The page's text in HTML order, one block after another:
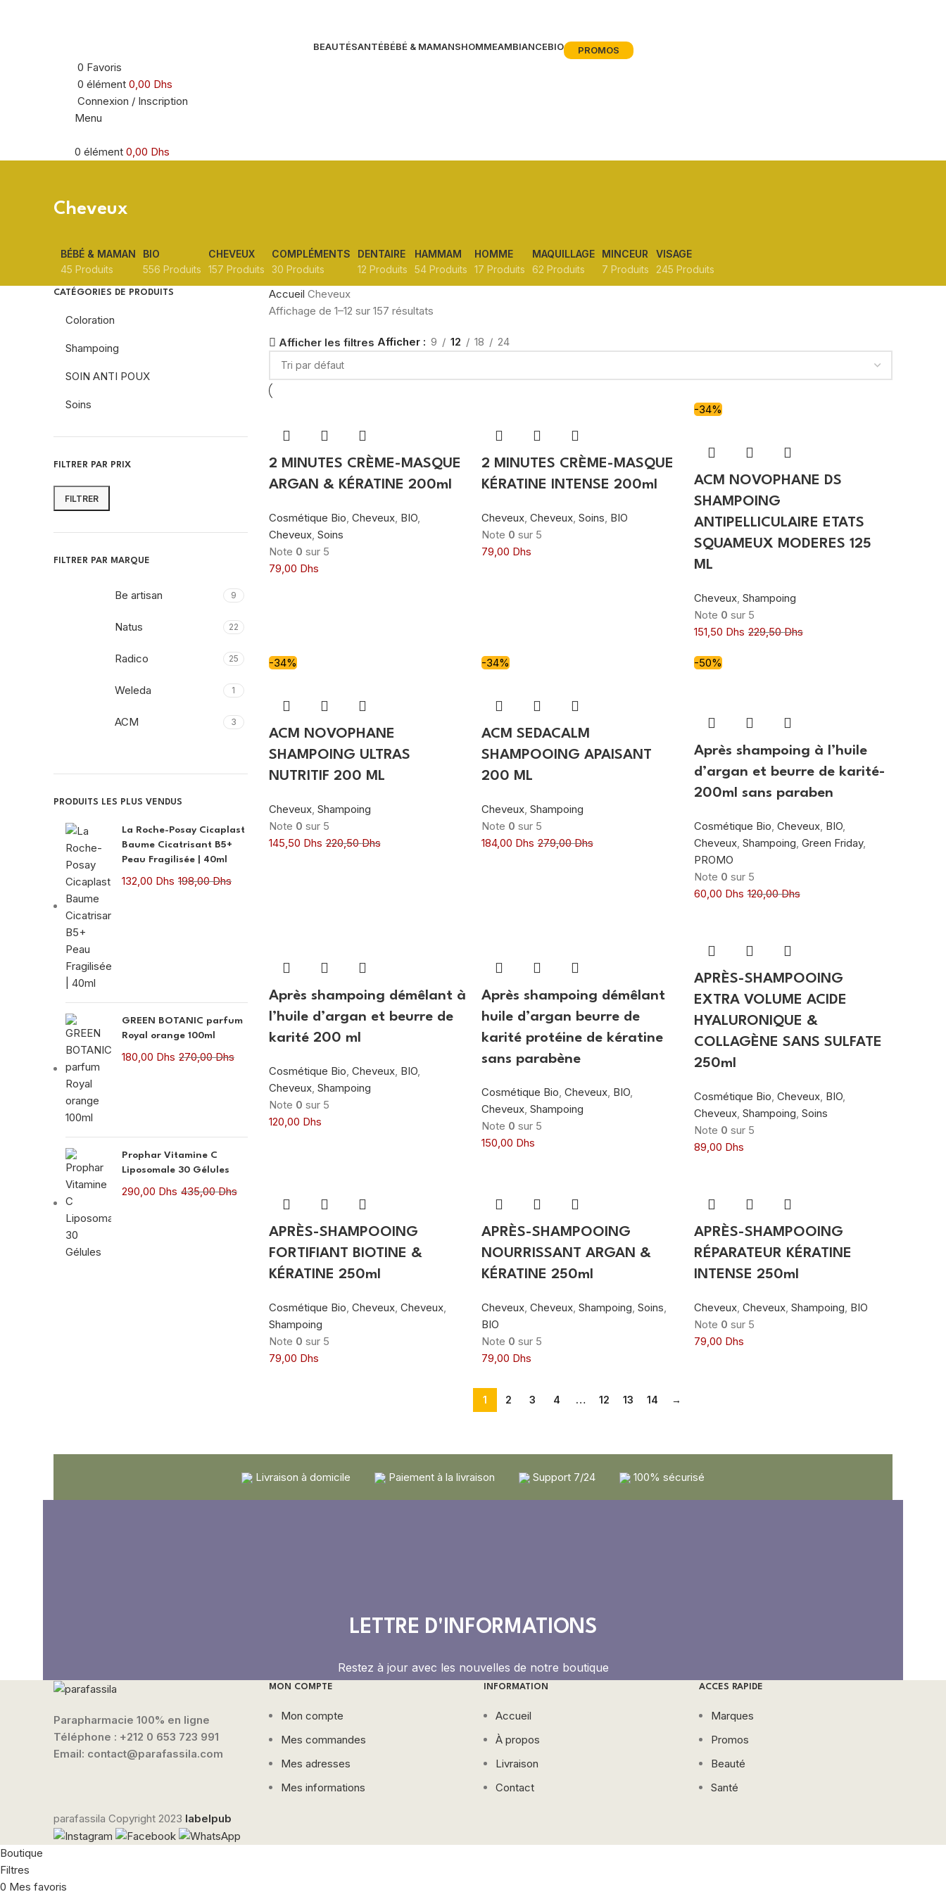
BEAUTÉSANTÉBÉBÉ & MAMANSHOMMEAMBIANCEBIO PROMOS
0 Favoris
0 élément 0,00 Dhs
Connexion / Inscription
Menu
0 élément 0,00 Dhs
Cheveux
BÉBÉ & MAMAN
45 Produits
BIO
556 Produits
CHEVEUX
157 Produits
COMPLÉMENTS
30 Produits
DENTAIRE
12 Produits
HAMMAM
54 Produits
HOMME
17 Produits
MAQUILLAGE
62 Produits
MINCEUR
7 Produits
VISAGE
245 Produits
CATÉGORIES DE PRODUITS
Coloration
Shampoing
SOIN ANTI POUX
Soins
FILTRER PAR PRIX
Prix
Prix
FILTRER
FILTRER PAR MARQUE
Be artisan 9
Natus 22
Radico 25
Weleda 1
ACM 3
Cultivator's
DUCRAY 2
NUXE
SANTE BIO
URIAGE
PRODUITS LES PLUS VENDUS
La Roche-Posay Cicaplast
Baume Cicatrisant B5+
Peau Fragilisée | 40ml
132,00 Dhs 198,00Dhs
GREEN BOTANIC parfum
Royal orange 100ml
180,00 Dhs 270,00Dhs
Prophar Vitamine C
Liposomale 30 Gélules
290,00 Dhs 435,00Dhs
Accueil Cheveux
Affichage de 1–12 sur 157 résultats
Afficher les filtres Afficher 9 12 18 24
2 MINUTES CRÈME-MASQUE
ARGAN & KÉRATINE 200ml
Cosmétique Bio, Cheveux, BIO,
Cheveux, Soins
Note 0 sur 5
79,00 Dhs
2 MINUTES CRÈME-MASQUE
KÉRATINE INTENSE 200ml
Cheveux, Cheveux, Soins, BIO
Note 0 sur 5
79,00 Dhs
-34%
ACM NOVOPHANE DS
SHAMPOING
ANTIPELLICULAIRE ETATS
SQUAMEUX MODERES 125
ML
Cheveux, Shampoing
Note 0 sur 5
151,50 Dhs 229,50Dhs
-34%
ACM NOVOPHANE
SHAMPOING ULTRAS
NUTRITIF 200 ML
Cheveux, Shampoing
Note 0 sur 5
145,50 Dhs 220,50Dhs
-34%
ACM SEDACALM
SHAMPOOING APAISANT
200 ML
Cheveux, Shampoing
Note 0 sur 5
184,00 Dhs 279,00Dhs
-50%
Après shampoing à l’huile
d’argan et beurre de karité-
200ml sans paraben
Cosmétique Bio, Cheveux, BIO,
Cheveux, Shampoing, Green Friday,
PROMO
Note 0 sur 5
60,00 Dhs 120,00Dhs
Après shampoing démêlant à
l’huile d’argan et beurre de
karité 200 ml
Cosmétique Bio, Cheveux, BIO,
Cheveux, Shampoing
Note 0 sur 5
120,00 Dhs
Après shampoing démêlant
huile d’argan beurre de
karité protéine de kératine
sans parabène
Cosmétique Bio, Cheveux, BIO,
Cheveux, Shampoing
Note 0 sur 5
150,00 Dhs
APRÈS-SHAMPOOING
EXTRA VOLUME ACIDE
HYALURONIQUE &
COLLAGÈNE SANS SULFATE
250ml
Cosmétique Bio, Cheveux, BIO,
Cheveux, Shampoing, Soins
Note 0 sur 5
89,00 Dhs
APRÈS-SHAMPOOING
FORTIFIANT BIOTINE &
KÉRATINE 250ml
Cosmétique Bio, Cheveux, Cheveux,
Shampoing
Note 0 sur 5
79,00 Dhs
APRÈS-SHAMPOOING
NOURRISSANT ARGAN &
KÉRATINE 250ml
Cheveux, Cheveux, Shampoing, Soins,
BIO
Note 0 sur 5
79,00 Dhs
APRÈS-SHAMPOOING
RÉPARATEUR KÉRATINE
INTENSE 250ml
Cheveux, Cheveux, Shampoing, BIO
Note 0 sur 5
79,00 Dhs
1 2 3 4 … 12 13 14 →
Livraison à domicile Paiement à la livraison Support 7/24 100% sécurisé
LETTRE D'INFORMATIONS
Restez à jour avec les nouvelles de notre boutique
Parapharmacie 100% en ligne
Téléphone : +212 0 653 723 991
Email: contact@parafassila.com
MON COMPTE
Mon compte
Mes commandes
Mes adresses
Mes informations
INFORMATION
Accueil
À propos
Livraison
Contact
ACCES RAPIDE
Marques
Promos
Beauté
Santé
parafassila Copyright 2023 labelpub
Boutique
Filtres
0 Mes favoris